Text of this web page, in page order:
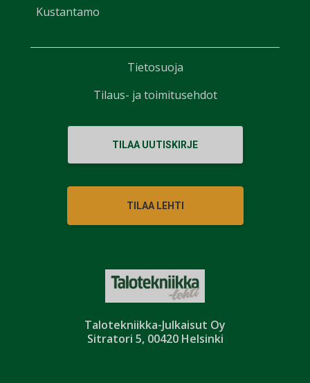
Talotekniikka-Julkaisut Oy
Sitratori 5, 00420 Helsinki
Kustantamo
TILAA UUTISKIRJE
TILAA LEHTI
Tietosuoja
Tilaus- ja toimitusehdot